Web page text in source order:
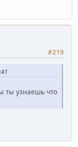
#219
ты узнаешь что